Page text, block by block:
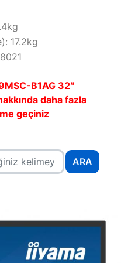
17.2kg
B1AG 32″
daha fazla
geçiniz
ARA